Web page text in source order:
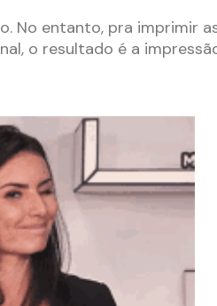
No entanto, pra imprimir
o resultado é a